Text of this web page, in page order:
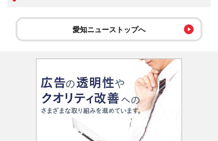
愛知ニューストップへ